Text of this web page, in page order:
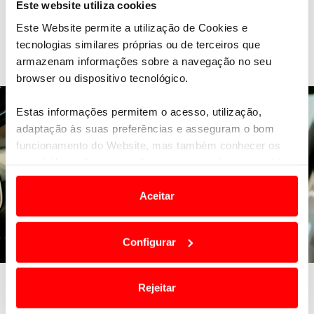
Este website utiliza cookies
Este Website permite a utilização de Cookies e
tecnologias similares próprias ou de terceiros que
armazenam informações sobre a navegação no seu
browser ou dispositivo tecnológico.
Estas informações permitem o acesso, utilização,
adaptação às suas preferências e asseguram o bom
funcionamento do Website, mas também conhecer os
e anúncios de modo a promover produtos e/ou serviços.
Em alguns casos, a utilização destas tecnologias
termos e a todo o tempo as suas preferências e limitando
o acesso a informações durante a navegação no
Aceitar
Configurar
Rejeitar
Veja também
Fatores que influenciam o preço do seguro